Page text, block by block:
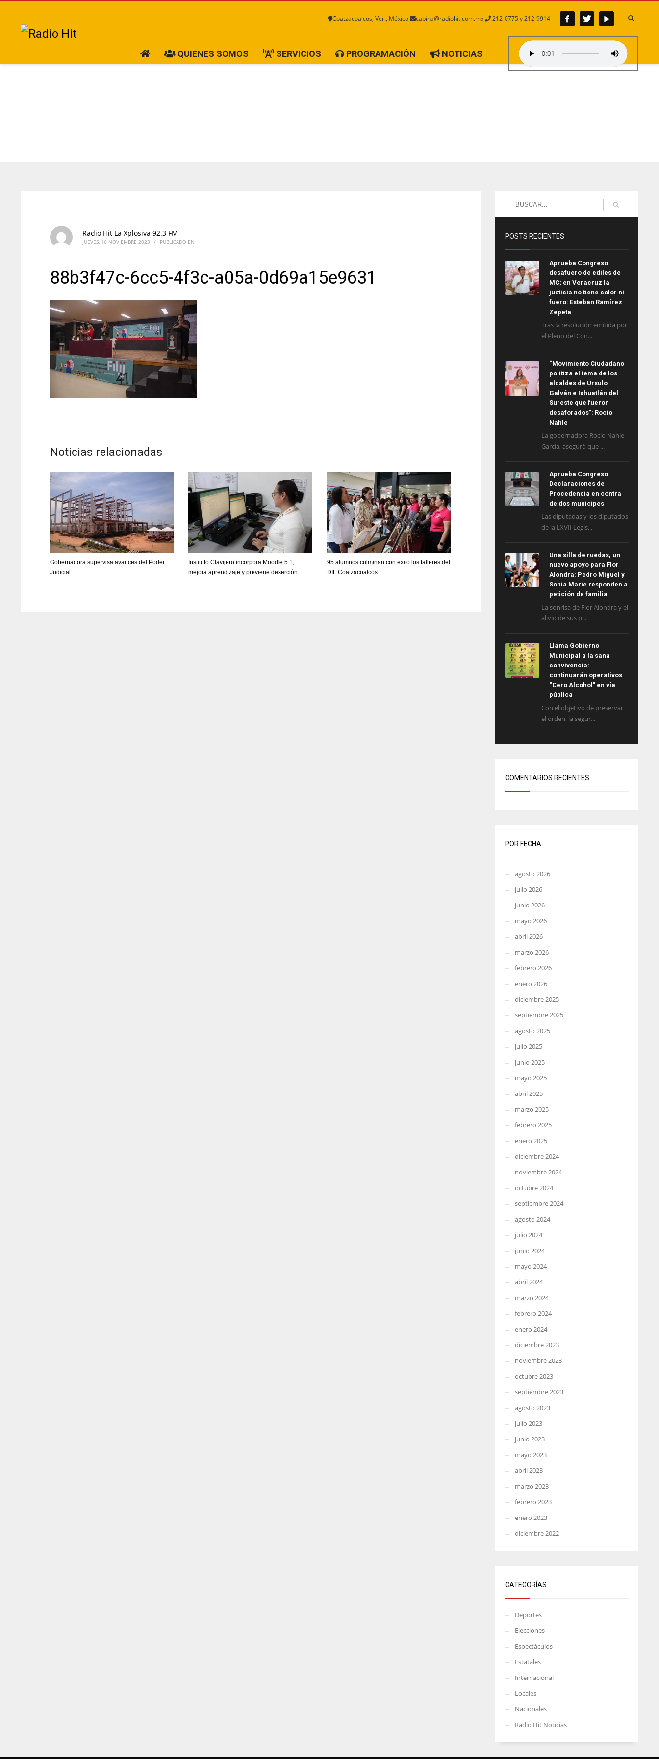
Coatzacoalcos, Ver., México cabina@radiohit.com.mx 212-0775 y 212-9914
QUIENES SOMOS SERVICIOS PROGRAMACIÓN NOTICIAS
Radio Hit La Xplosiva 92.3 FM
JUEVES, 16 NOVIEMBRE 2023 / PUBLICADO EN
88b3f47c-6cc5-4f3c-a05a-0d69a15e9631
Noticias relacionadas
Gobernadora supervisa avances del Poder
Judicial
Instituto Clavijero incorpora Moodle 5.1,
mejora aprendizaje y previene deserción
95 alumnos culminan con éxito los talleres del
DIF Coatzacoalcos
POSTS RECIENTES
Aprueba Congreso
desafuero de ediles de
MC; en Veracruz la
justicia no tiene color ni
fuero: Esteban Ramírez
Zepeta
Tras la resolución emitida por
el Pleno del Con...
“Movimiento Ciudadano
politiza el tema de los
alcaldes de Úrsulo
Galván e Ixhuatlán del
Sureste que fueron
desaforados”: Rocío
Nahle
La gobernadora Rocío Nahle
García, aseguró que ...
Aprueba Congreso
Declaraciones de
Procedencia en contra
de dos munícipes
Las diputadas y los diputados
de la LXVII Legis...
Una silla de ruedas, un
nuevo apoyo para Flor
Alondra: Pedro Miguel y
Sonia Marie responden a
petición de familia
La sonrisa de Flor Alondra y el
alivio de sus p...
Llama Gobierno
Municipal a la sana
convivencia:
continuarán operativos
“Cero Alcohol” en vía
pública
Con el objetivo de preservar
el orden, la segur...
COMENTARIOS RECIENTES
POR FECHA
agosto 2026
julio 2026
junio 2026
mayo 2026
abril 2026
marzo 2026
febrero 2026
enero 2026
diciembre 2025
septiembre 2025
agosto 2025
julio 2025
junio 2025
mayo 2025
abril 2025
marzo 2025
febrero 2025
enero 2025
diciembre 2024
noviembre 2024
octubre 2024
septiembre 2024
agosto 2024
julio 2024
junio 2024
mayo 2024
abril 2024
marzo 2024
febrero 2024
enero 2024
diciembre 2023
noviembre 2023
octubre 2023
septiembre 2023
agosto 2023
julio 2023
junio 2023
mayo 2023
abril 2023
marzo 2023
febrero 2023
enero 2023
diciembre 2022
CATEGORÍAS
Deportes
Elecciones
Espectáculos
Estatales
Internacional
Locales
Nacionales
Radio Hit Noticias